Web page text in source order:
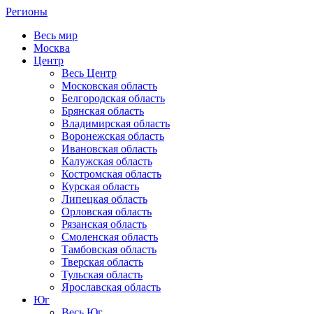
Регионы
Весь мир
Москва
Центр
Весь Центр
Московская область
Белгородская область
Брянская область
Владимирская область
Воронежская область
Ивановская область
Калужская область
Костромская область
Курская область
Липецкая область
Орловская область
Рязанская область
Смоленская область
Тамбовская область
Тверская область
Тульская область
Ярославская область
Юг